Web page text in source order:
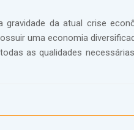
gravidade da atual crise
uma economia
as qualidades